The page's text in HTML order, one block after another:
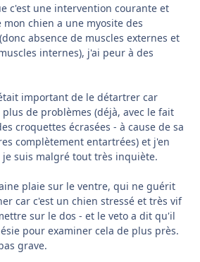
c'est une intervention courante et
chien a une myosite des
absence de muscles externes et
internes), j'ai peur à des
important de le détartrer car
de problèmes (déjà, avec le fait
croquettes écrasées - à cause de sa
complètement entartrées) et j'en
je suis malgré tout très inquiète.
plaie sur le ventre, qui ne guérit
car c'est un chien stressé et très vif
sur le dos - et le veto a dit qu'il
pour examiner cela de plus près.
grave.